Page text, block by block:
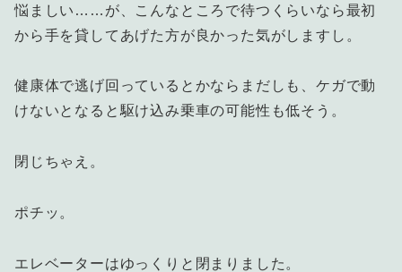
悩ましい……が、こんなところで待つくらいなら最初
から手を貸してあげた方が良かった気がしますし。
健康体で逃げ回っているとかならまだしも、ケガで動
けないとなると駆け込み乗車の可能性も低そう。
閉じちゃえ。
ポチッ。
エレベーターはゆっくりと閉まりました。